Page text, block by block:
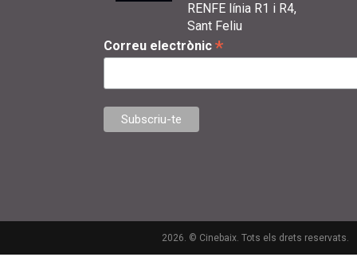
RENFE línia R1 i R4,
Sant Feliu
Correu electrònic *
2026. © Cinebaix. Tots els drets reservats.